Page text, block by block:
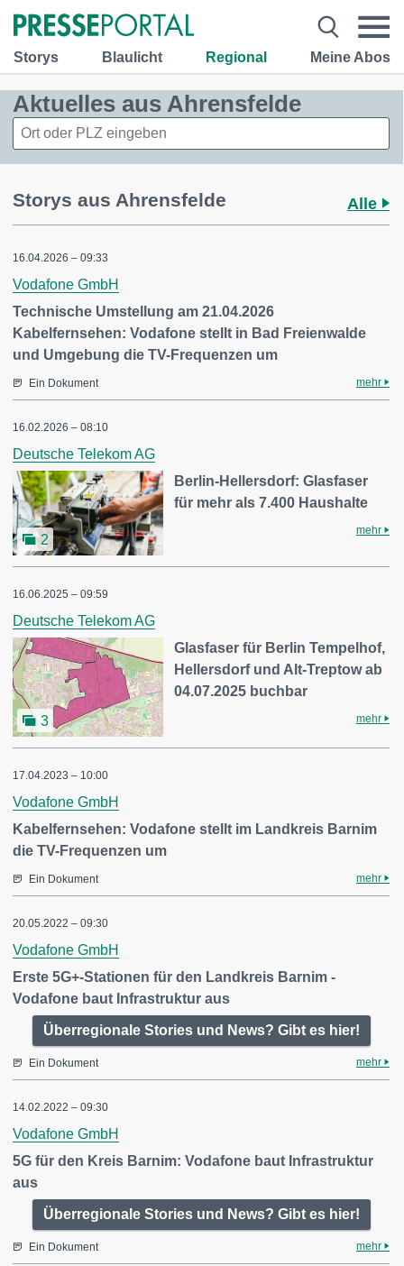
Storys Blaulicht Regional Meine Abos
Aktuelles aus Ahrensfelde
Storys aus Ahrensfelde Alle
16.04.2026 – 09:33
Vodafone GmbH
Technische Umstellung am 21.04.2026
Kabelfernsehen: Vodafone stellt in Bad Freienwalde
und Umgebung die TV-Frequenzen um
Ein Dokument mehr
16.02.2026 – 08:10
Deutsche Telekom AG
2
Berlin-Hellersdorf: Glasfaser
für mehr als 7.400 Haushalte
mehr
16.06.2025 – 09:59
Deutsche Telekom AG
3
Glasfaser für Berlin Tempelhof,
Hellersdorf und Alt-Treptow ab
04.07.2025 buchbar
mehr
17.04.2023 – 10:00
Vodafone GmbH
Kabelfernsehen: Vodafone stellt im Landkreis Barnim
die TV-Frequenzen um
Ein Dokument mehr
20.05.2022 – 09:30
Vodafone GmbH
Erste 5G+-Stationen für den Landkreis Barnim -
Vodafone baut Infrastruktur aus
Überregionale Stories und News? Gibt es hier!
Ein Dokument mehr
14.02.2022 – 09:30
Vodafone GmbH
5G für den Kreis Barnim: Vodafone baut Infrastruktur
aus
Überregionale Stories und News? Gibt es hier!
Ein Dokument mehr